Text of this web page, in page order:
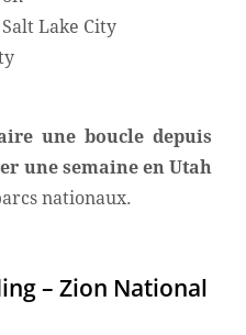
Lake City
une boucle depuis
une semaine en Utah
nationaux.
– Zion National